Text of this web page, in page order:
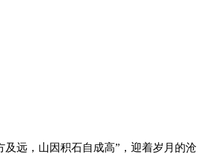
远，山因积石自成高”，迎着岁月的沧